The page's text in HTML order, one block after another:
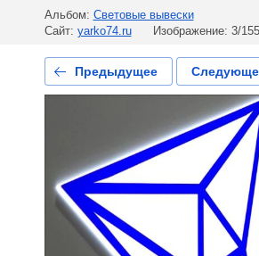
Альбом: Световые вывески
Сайт: yarko74.ru Изображение: 3/155
Предыдущее